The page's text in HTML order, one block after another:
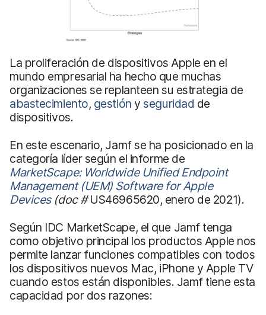
La proliferación de dispositivos Apple en el
mundo empresarial ha hecho que muchas
organizaciones se replanteen su estrategia de
abastecimiento, gestiónyseguridad de
dispositivos.
En este escenario, Jamf se ha posicionado en la
categoría líder según el informe de
MarketScape: Worldwide Unified Endpoint
Management (UEM) Software for Apple
Devices (doc #US46965620, enero de 2021).
Según IDC MarketScape, el que Jamf tenga
como objetivo principal los productos Apple nos
permite lanzar funciones compatibles con todos
los dispositivos nuevos Mac, iPhone y Apple TV
cuando estos están disponibles. Jamf tiene esta
capacidad por dos razones: